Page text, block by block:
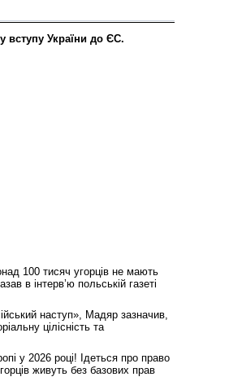
вступу України до ЄС.
100 тисяч угорців не мають
в інтерв’ю польській газеті
наступ», Мадяр зазначив,
цілісність та
у 2026 році! Ідеться про право
живуть без базових прав